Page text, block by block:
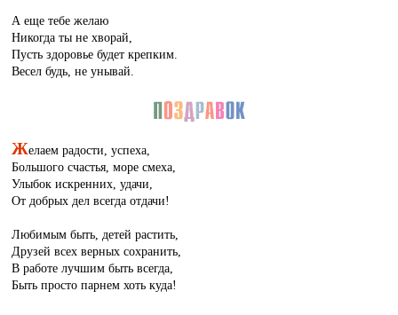
А еще тебе желаю
Никогда ты не хворай,
Пусть здоровье будет крепким.
Весел будь, не унывай.
Желаем радости, успеха,
Большого счастья, море смеха,
Улыбок искренних, удачи,
От добрых дел всегда отдачи!
Любимым быть, детей растить,
Друзей всех верных сохранить,
В работе лучшим быть всегда,
Быть просто парнем хоть куда!